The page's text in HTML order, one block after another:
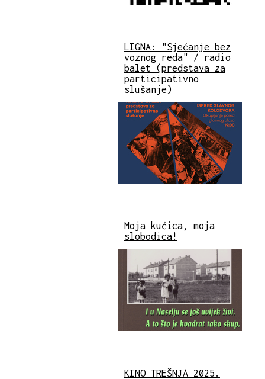
LIGNA: "Sjećanje bez
voznog reda" / radio
balet (predstava za
participativno
slušanje)
Moja kućica, moja
slobodica!
KINO TREŠNJA 2025.